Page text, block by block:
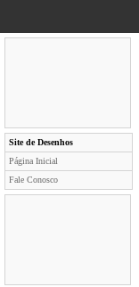
Site de Desenhos
Página Inicial
Fale Conosco